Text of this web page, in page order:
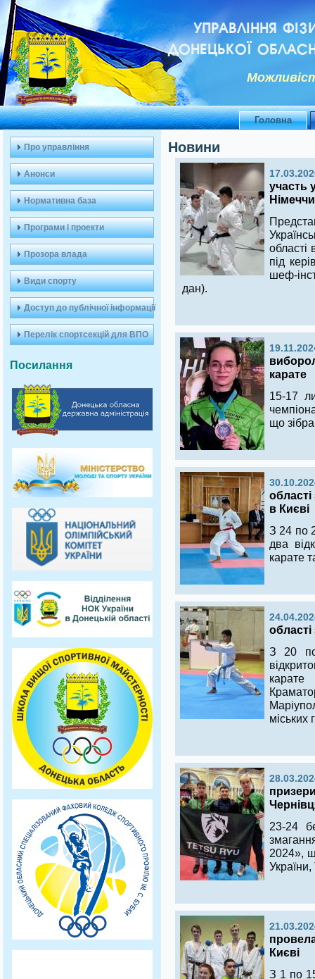
УПРАВЛІННЯ
ДОНЕЦЬКОЇ
Головна
Про управління
Анонси
Нормативна база
Програми і проекти
Прозора влада
Види спорту
Доступ до публічної інформації
Перелік спортсекцій для ВПО
Посилання
Новини
участь
області
під
шеф-
дан).
карате
15-17
ч
що
в Києві
З 24 по
два
карате
області
З 20 по
міських
23-24
2024»,
Києві
З 1 по